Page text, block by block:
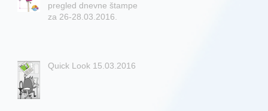
pregled dnevne štampe
za 26-28.03.2016.
Quick Look 15.03.2016